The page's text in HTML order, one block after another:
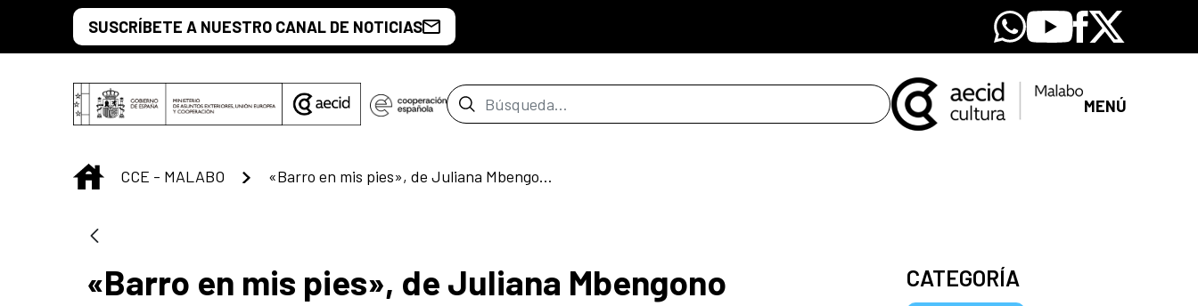
Saltar al contenido principal
SUSCRÍBETE A NUESTRO CANAL DE NOTICIAS Whatsapp
YoutubeFacebook
X
Barra de búsqueda MENÚ
INICIO
CCE - MALABO «Barro en mis pies», de Juliana Mbengono
«Barro en mis pies», de Juliana Mbengono CATEGORÍA